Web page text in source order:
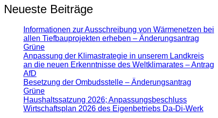
Neueste Beiträge
Informationen zur Ausschreibung von Wärmenetzen bei
allen Tiefbauprojekten erheben – Änderungsantrag
Grüne
Anpassung der Klimastrategie in unserem Landkreis
an die neuen Erkenntnisse des Weltklimarates – Antrag
AfD
Besetzung der Ombudsstelle – Änderungsantrag
Grüne
Haushaltssatzung 2026; Anpassungsbeschluss
Wirtschaftsplan 2026 des Eigenbetriebs Da-Di-Werk